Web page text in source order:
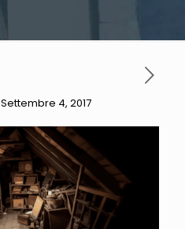
Settembre 4, 2017